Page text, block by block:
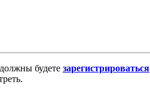
будете зарегистрироваться